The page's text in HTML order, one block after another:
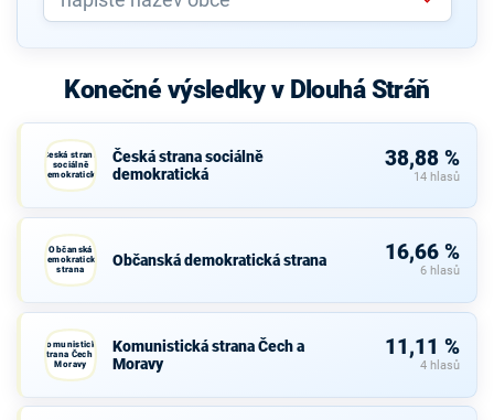
Konečné výsledky v Dlouhá Stráň
Česká strana
sociálně
demokratická
Česká strana sociálně
demokratická
38,88 %
14 hlasů
Občanská
demokratická
strana
Občanská demokratická strana 16,66 %
6 hlasů
Komunistická
strana Čech a
Moravy
Komunistická strana Čech a
Moravy
11,11 %
4 hlasů